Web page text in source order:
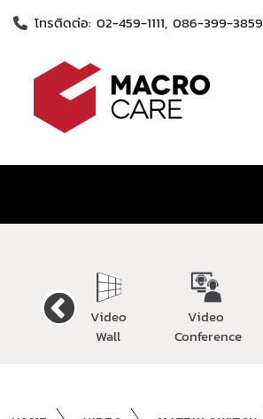
โทรติดต่อ: 02-459-1111, 086-399-3859
Video
Wall
Video
Conference